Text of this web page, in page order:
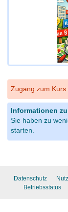
Zugang zum Kurs
Informationen
Sie haben zu
starten.
Datenschutz
Betriebsstatus